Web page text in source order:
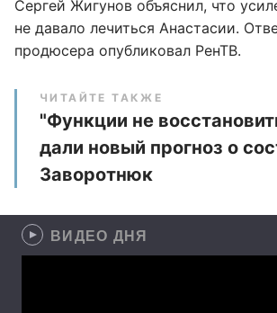
Сергей Жигунов объяснил, что
не давало лечиться Анастасии.
продюсера опубликовал РенТВ.
ЧИТАЙТЕ ТАКЖЕ
"Функции не
дали новый прогноз о
Заворотнюк
ВИДЕО ДНЯ